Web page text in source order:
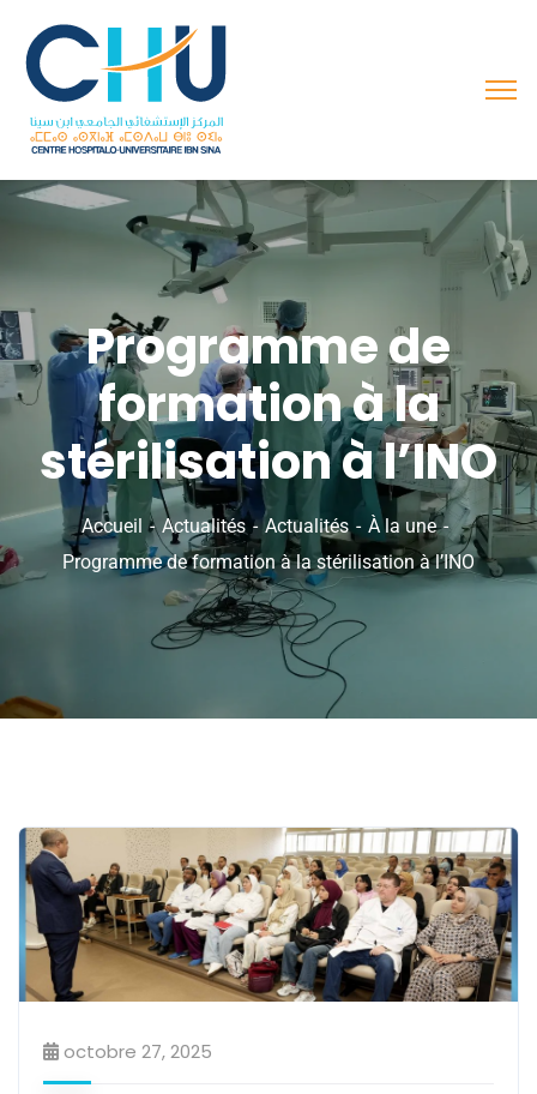
Programme de
formation à la
stérilisation à l’INO
Accueil Actualités Actualités
À la une
Programme de formation à la stérilisation à l’INO
octobre 27, 2025